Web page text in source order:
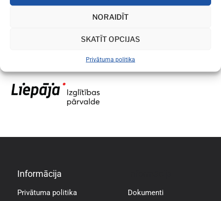
NORAIDĪT
SKATĪT OPCIJAS
Privātuma politika
Informācija
Privātuma politika
Dokumenti